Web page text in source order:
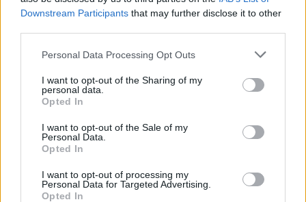
Downstream Participants that may further disclose it to other
Personal Data Processing Opt Outs
I want to opt-out of the Sharing of my
personal data.
Opted In
I want to opt-out of the Sale of my
Personal Data.
Opted In
I want to opt-out of processing my
Personal Data for Targeted Advertising.
Opted In